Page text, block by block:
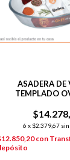
ASADERA DE
TEMPLADO
6 x $2.379,67
con